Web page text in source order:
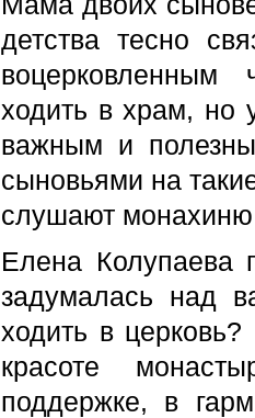
детства тесно
воцерковленным
ходить в храм, но
важным и
сыновьями на
слушают
Елена
задумалась над
ходить в
красоте
поддержке, в